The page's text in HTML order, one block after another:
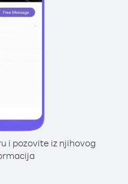
i pozovite iz njihovog